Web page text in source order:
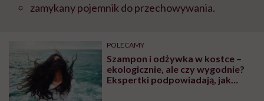
zamykany pojemnik do przechowywania.
POLECAMY
Szampon i odżywka w kostce –
ekologicznie, ale czy wygodnie?
Ekspertki podpowiadają, jak